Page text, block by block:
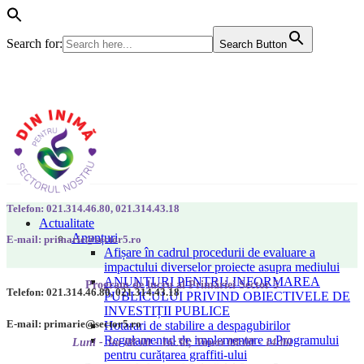
Search for: Search Button
Actualitate
Anunțuri
Afișare în cadrul procedurii de evaluare a
impactului diverselor proiecte asupra mediului
ANUNȚURI PENTRU INFORMAREA
PUBLICULUI PRIVIND OBIECTIVELE DE
INVESTIȚII PUBLICE
Hotarari de stabilire a despagubirilor
Regulamentul de implementare a Programului
pentru curățarea graffiti-ului
Telefon: 021.314.46.80, 021.314.43.18
E-mail: primarie@sector5.ro
Program de lucru al Primăriei Sector 5
Luni - Joi 08:00 - 16:30; Vineri 08:00 - 14:00
Telefon: 021.314.46.80, 021.314.43.18
E-mail: primarie@sector5.ro